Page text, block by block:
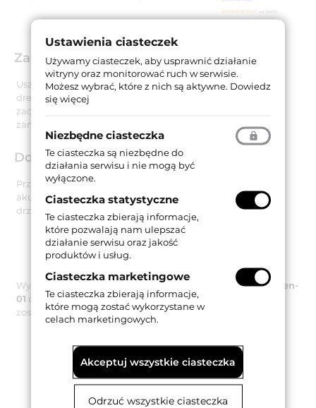
Zastosowanie
Uszczelka jest dedykowana do zastosowania w drzwiach
drewnianych oraz antywłamaniowych. W przypadku
zaopatrzenia się w aktywator pivot, uszczelkę można
zamontować również w drzwiach typu pivot.
Dokumenty techniczne
Przeprowadzone badanie potwierdziło izolacyjność
akustyczną uszczelki44 dBprzy zachowaniu szczeliny
drzwiowej wynoszącej 18 mm.
Wyniki testów potwierdza raport z badań
PB Z10-G03-04-en-
01 opublikowany przez instytut ift Rosenheim. Uszczelka
została przebadana na 200 000 cykli pracy.
Ustawienia ciasteczek
Używamy ciasteczek, aby usprawnić działanie
witryny oraz monitorować ruch w serwisie.
Możesz wybrać, które z nich są aktywne. Dowiedz
się więcej
Niezbędne ciasteczka
Te ciasteczka są niezbędne do
działania serwisu i nie mogą być
wyłączone.
Ciasteczka statystyczne
Te ciasteczka zbierają informacje,
które pozwalają nam ulepszać
działanie serwisu oraz jakość
produktów i usług.
Ciasteczka marketingowe
Te ciasteczka zbierają informacje,
które mogą zostać wykorzystane w
celach marketingowych.
Akceptuj wszystkie ciasteczka
Odrzuć wszystkie ciasteczka